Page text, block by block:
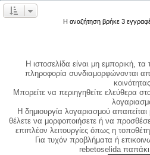
Η αναζήτηση βρήκε 3
Η ιστοσελίδα είναι μη εμπορική, τα
πληροφορία συνδιαμορφώνονται
Μπορείτε να περιηγηθείτε ελεύθερα
Η δημιουργία λογαριασμού
θέλετε να μορφοποιήσετε ή να
επιπλέον λειτουργίες όπως η
Για τυχόν προβλήματα ή
rebetoselida